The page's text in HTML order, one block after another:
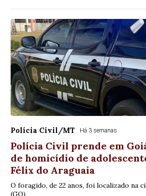
Polícia Civil/MT Há 3 semanas
Polícia Civil prende em
de homicídio de
Félix do Araguaia
O foragido, de 22 anos, foi localizado na
(GO)